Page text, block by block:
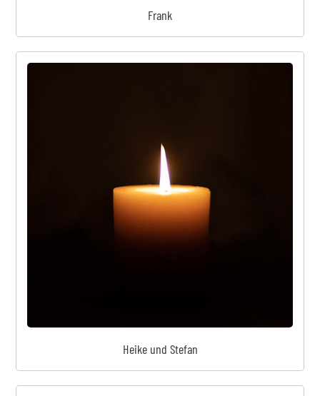
Frank
Heike und Stefan